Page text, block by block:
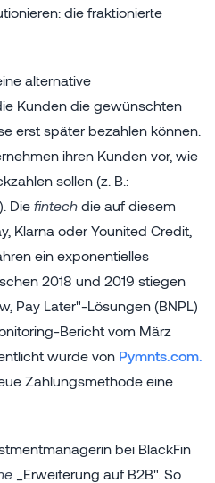
die fraktionierte
alternative
Kunden die gewünschten
erst später bezahlen können.
ihren Kunden vor, wie
sollen (z. B.:
Die fintech die auf diesem
Klarna oder Younited Credit,
ein exponentielles
2018 und 2019 stiegen
Pay Later"-Lösungen (BNPL)
Bericht vom März
wurde von Pymnts.com.
Zahlungsmethode eine
bei BlackFin
_Erweiterung auf B2B". So